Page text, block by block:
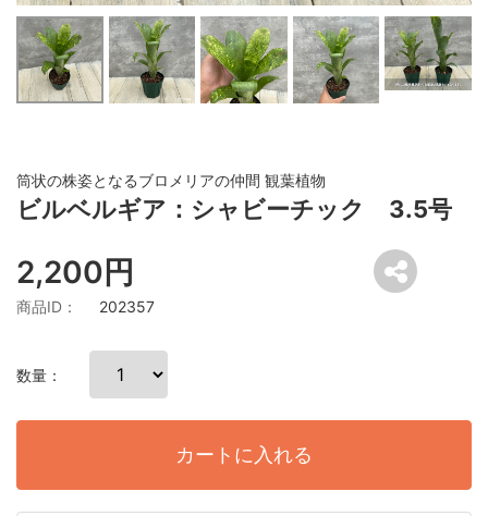
筒状の株姿となるブロメリアの仲間 観葉植物
ビルベルギア：シャビーチック 3.5号
2,200円
商品ID： 202357
数量：
カートに入れる